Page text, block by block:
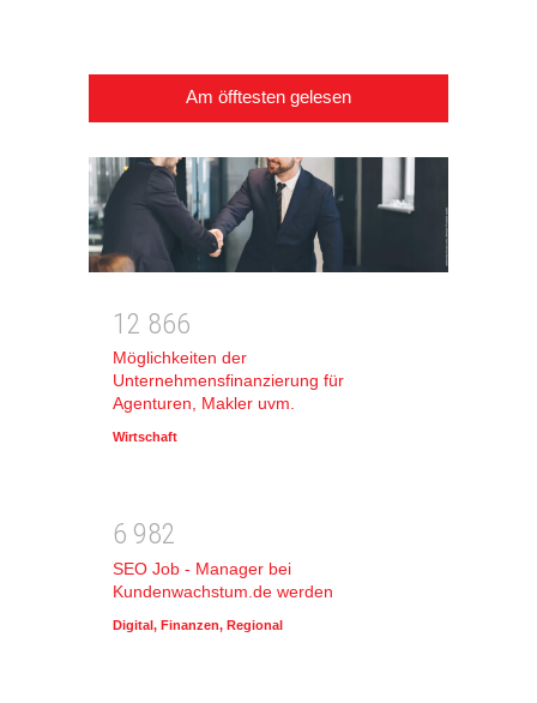
Am öfftesten gelesen
1 2 866
Möglichkeiten der
Unternehmensfinanzierung für
Agenturen, Makler uvm.
Wirtschaft
6 982
SEO Job - Manager bei
Kundenwachstum.de werden
Digital, Finanzen, Regional